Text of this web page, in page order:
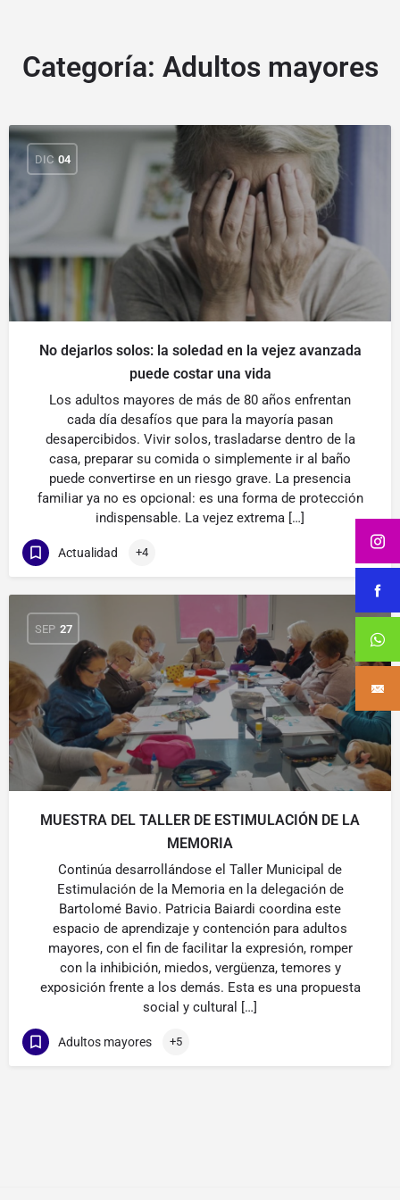
Categoría: Adultos mayores
DIC 04
No dejarlos solos: la soledad en la vejez avanzada
puede costar una vida
Los adultos mayores de más de 80 años enfrentan
cada día desafíos que para la mayoría pasan
desapercibidos. Vivir solos, trasladarse dentro de la
casa, preparar su comida o simplemente ir al baño
puede convertirse en un riesgo grave. La presencia
familiar ya no es opcional: es una forma de protección
indispensable. La vejez extrema […]
Actualidad +4
SEP 27
MUESTRA DEL TALLER DE ESTIMULACIÓN DE LA
MEMORIA
Continúa desarrollándose el Taller Municipal de
Estimulación de la Memoria en la delegación de
Bartolomé Bavio. Patricia Baiardi coordina este
espacio de aprendizaje y contención para adultos
mayores, con el fin de facilitar la expresión, romper
con la inhibición, miedos, vergüenza, temores y
exposición frente a los demás. Esta es una propuesta
social y cultural […]
Adultos mayores +5